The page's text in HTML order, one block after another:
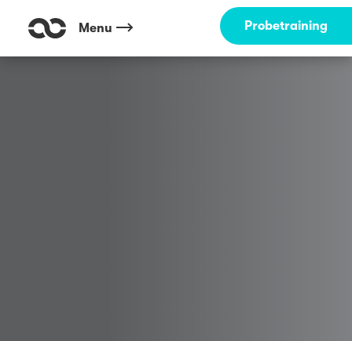
Menu Probetraining